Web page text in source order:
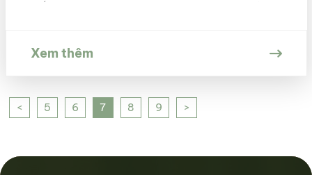
Xem thêm
< 5 6 7 8 9 >